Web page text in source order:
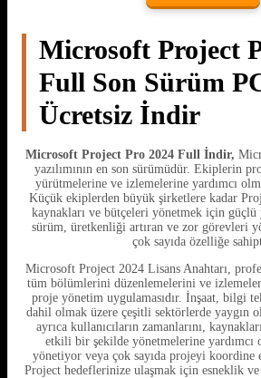
Microsoft Project
Full Son Sürüm PC
Ücretsiz İndir
Microsoft Project Pro 2024 Full İndir,
yazılımının en son sürümüdür. Ekiplerin
yürütmelerine ve izlemelerine yardımcı
Küçük ekiplerden büyük şirketlere kadar
kaynakları ve bütçeleri yönetmek için güçlü
sürüm, üretkenliği artıran ve zor görevleri
çok sayıda özelliğe
Microsoft Project 2024 Lisans Anahtarı,
tüm bölümlerini düzenlemelerini ve
proje yönetim uygulamasıdır. İnşaat, bilgi
dahil olmak üzere çeşitli sektörlerde yaygın
ayrıca kullanıcıların zamanlarını,
etkili bir şekilde yönetmelerine
yönetiyor veya çok sayıda projeyi
Project hedeflerinize ulaşmak için esneklik